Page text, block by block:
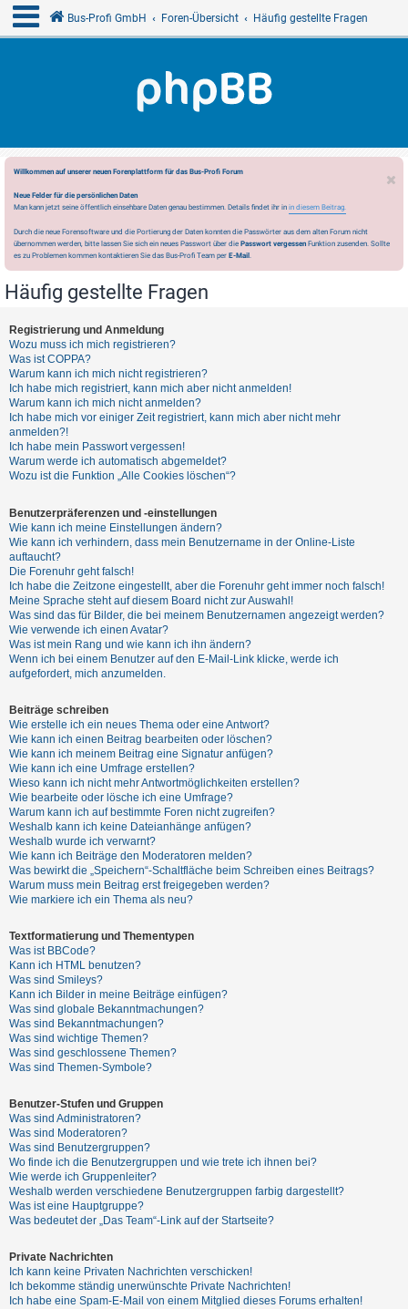
Bus-Profi GmbH Foren-Übersicht Häufig gestellte Fragen
Willkommen auf unserer neuen Forenplattform für das Bus-Profi Forum
Neue Felder für die persönlichen Daten
Man kann jetzt seine öffentlich einsehbare Daten genau bestimmen. Details findet ihr in in diesem Beitrag.
Durch die neue Forensoftware und die Portierung der Daten konnten die Passwörter aus dem alten Forum nicht
übernommen werden, bitte lassen Sie sich ein neues Passwort über die Passwort vergessen Funktion zusenden. Sollte
es zu Problemen kommen kontaktieren Sie das Bus-Profi Team per E-Mail.
Häufig gestellte Fragen
Registrierung und Anmeldung
Wozu muss ich mich registrieren?
Was ist COPPA?
Warum kann ich mich nicht registrieren?
Ich habe mich registriert, kann mich aber nicht anmelden!
Warum kann ich mich nicht anmelden?
Ich habe mich vor einiger Zeit registriert, kann mich aber nicht mehr
anmelden?!
Ich habe mein Passwort vergessen!
Warum werde ich automatisch abgemeldet?
Wozu ist die Funktion „Alle Cookies löschen“?
Benutzerpräferenzen und -einstellungen
Wie kann ich meine Einstellungen ändern?
Wie kann ich verhindern, dass mein Benutzername in der Online-Liste
auftaucht?
Die Forenuhr geht falsch!
Ich habe die Zeitzone eingestellt, aber die Forenuhr geht immer noch falsch!
Meine Sprache steht auf diesem Board nicht zur Auswahl!
Was sind das für Bilder, die bei meinem Benutzernamen angezeigt werden?
Wie verwende ich einen Avatar?
Was ist mein Rang und wie kann ich ihn ändern?
Wenn ich bei einem Benutzer auf den E-Mail-Link klicke, werde ich
aufgefordert, mich anzumelden.
Beiträge schreiben
Wie erstelle ich ein neues Thema oder eine Antwort?
Wie kann ich einen Beitrag bearbeiten oder löschen?
Wie kann ich meinem Beitrag eine Signatur anfügen?
Wie kann ich eine Umfrage erstellen?
Wieso kann ich nicht mehr Antwortmöglichkeiten erstellen?
Wie bearbeite oder lösche ich eine Umfrage?
Warum kann ich auf bestimmte Foren nicht zugreifen?
Weshalb kann ich keine Dateianhänge anfügen?
Weshalb wurde ich verwarnt?
Wie kann ich Beiträge den Moderatoren melden?
Was bewirkt die „Speichern“-Schaltfläche beim Schreiben eines Beitrags?
Warum muss mein Beitrag erst freigegeben werden?
Wie markiere ich ein Thema als neu?
Textformatierung und Thementypen
Was ist BBCode?
Kann ich HTML benutzen?
Was sind Smileys?
Kann ich Bilder in meine Beiträge einfügen?
Was sind globale Bekanntmachungen?
Was sind Bekanntmachungen?
Was sind wichtige Themen?
Was sind geschlossene Themen?
Was sind Themen-Symbole?
Benutzer-Stufen und Gruppen
Was sind Administratoren?
Was sind Moderatoren?
Was sind Benutzergruppen?
Wo finde ich die Benutzergruppen und wie trete ich ihnen bei?
Wie werde ich Gruppenleiter?
Weshalb werden verschiedene Benutzergruppen farbig dargestellt?
Was ist eine Hauptgruppe?
Was bedeutet der „Das Team“-Link auf der Startseite?
Private Nachrichten
Ich kann keine Privaten Nachrichten verschicken!
Ich bekomme ständig unerwünschte Private Nachrichten!
Ich habe eine Spam-E-Mail von einem Mitglied dieses Forums erhalten!